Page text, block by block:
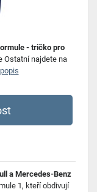
- tričko pro
Ostatní najdete na
a Mercedes-Benz
1, kteří obdivují